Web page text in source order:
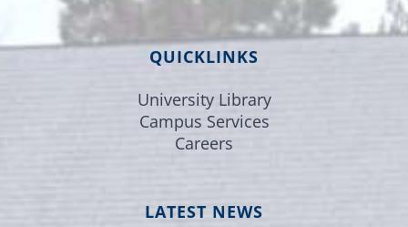
QUICKLINKS
University Library
Campus Services
Careers
LATEST NEWS